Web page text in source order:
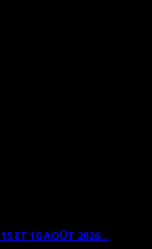
ET 16 AOÛT 2026...